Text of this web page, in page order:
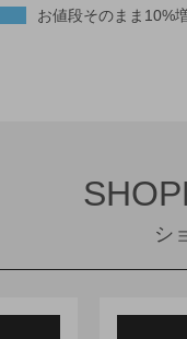
お値段そのまま10%
シ